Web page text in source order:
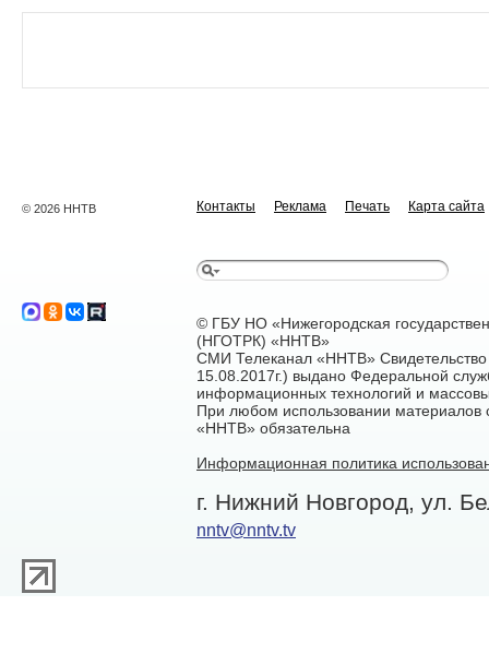
© 2026 ННТВ Контакты Реклама Печать Карта сайта
© ГБУ НО «Нижегородская
(НГОТРК) «ННТВ»
СМИ Телеканал «ННТВ»
15.08.2017г.) выдано Федеральной
информационных технологий и
При любом использовании материалов
«ННТВ» обязательна
Информационная политика
г. Нижний Новгород, ул.
nntv@nntv.tv